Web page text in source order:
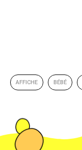
AFFICHE BÉBÉ